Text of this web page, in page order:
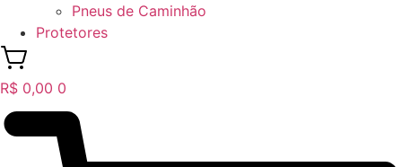
Pneus de Caminhão
Protetores
R$ 0,00 0